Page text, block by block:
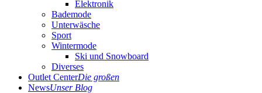
Elektronik
Bademode
Unterwäsche
Sport
Wintermode
Ski und Snowboard
Diverses
Outlet CenterDie großen
NewsUnser Blog